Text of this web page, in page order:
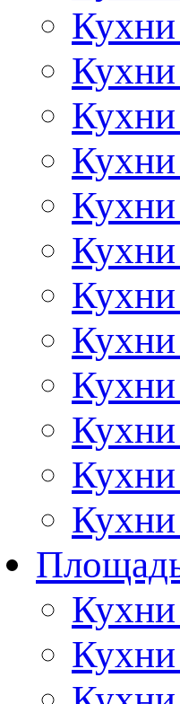
Кухни
Кухни
Кухни